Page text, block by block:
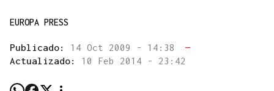
EUROPA PRESS
Publicado: 14 Oct 2009 - 14:38
—
Actualizado: 10 Feb 2014 - 23:42